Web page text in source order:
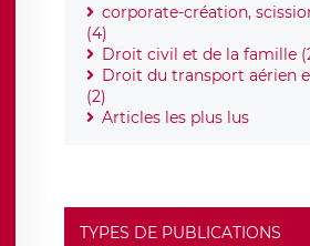
corporate-création,
(4)
Droit civil et de la famille
Droit du transport aérien
(2)
Articles les plus lus
TYPES DE PUBLICATIONS